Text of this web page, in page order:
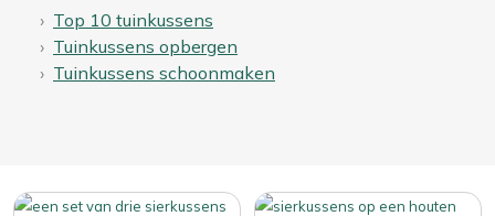
Top 10 tuinkussens
Tuinkussens opbergen
Tuinkussens schoonmaken